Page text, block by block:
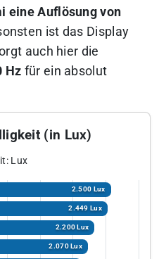
eine Auflösung von
ist das Display
auch hier die
Hz für ein absolut
(in Lux)
Lux
2.500 Lux
2.449 Lux
2.200 Lux
2.070 Lux